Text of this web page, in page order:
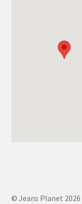
© Jeans Planet 2026